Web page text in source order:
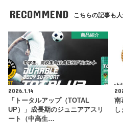
RECOMMEND こちらの記事も人
商品紹介
2026.1.14
「トータルアップ（TOTAL
UP）」成長期のジュニアアスリ
ート（中高生…
南
し